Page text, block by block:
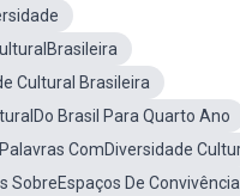
Cultural Brasileira
Brasil Para Quarto Ano
ComDiversidade
SobreEspaços De Convivência